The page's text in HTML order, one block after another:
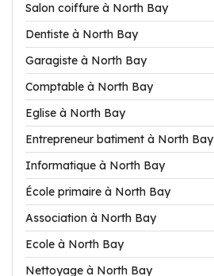
Salon coiffure à North Bay
Dentiste à North Bay
Garagiste à North Bay
Comptable à North Bay
Eglise à North Bay
Entrepreneur batiment à North Bay
Informatique à North Bay
École primaire à North Bay
Association à North Bay
Ecole à North Bay
Nettoyage à North Bay